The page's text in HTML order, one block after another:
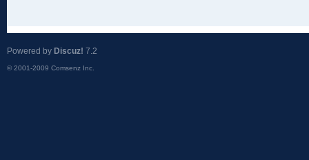
Powered by Discuz! 7.2
© 2001-2009 Comsenz Inc.